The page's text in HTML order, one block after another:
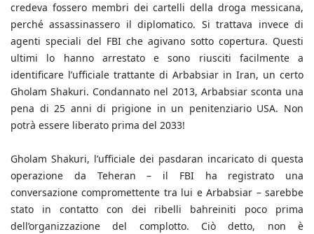
credeva fossero membri dei cartelli della droga messicana,
perché assassinassero il diplomatico. Si trattava invece di
agenti speciali del FBI che agivano sotto copertura. Questi
ultimi lo hanno arrestato e sono riusciti facilmente a
identificare l’ufficiale trattante di Arbabsiar in Iran, un certo
Gholam Shakuri. Condannato nel 2013, Arbabsiar sconta una
pena di 25 anni di prigione in un penitenziario USA. Non
potrà essere liberato prima del 2033!
Gholam Shakuri, l’ufficiale dei pasdaran incaricato di questa
operazione da Teheran – il FBI ha registrato una
conversazione compromettente tra lui e Arbabsiar – sarebbe
stato in contatto con dei ribelli bahreiniti poco prima
dell’organizzazione del complotto. Ciò detto, non è